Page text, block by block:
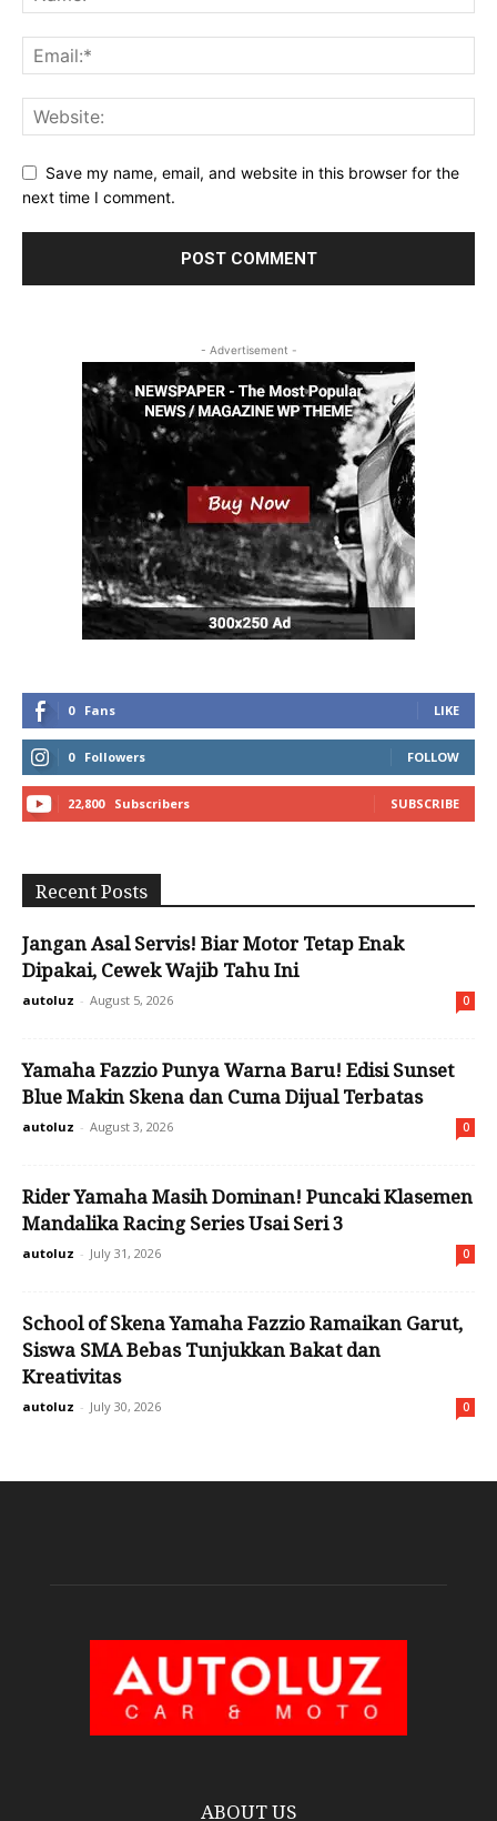
Save my name, email, and website in this browser for the
next time I comment.
- Advertisement -
0 Fans LIKE
0 Followers FOLLOW
22,800 Subscribers SUBSCRIBE
Recent Posts
Jangan Asal Servis! Biar Motor Tetap Enak
Dipakai, Cewek Wajib Tahu Ini
autoluz - August 5, 2026 0
Yamaha Fazzio Punya Warna Baru! Edisi Sunset
Blue Makin Skena dan Cuma Dijual Terbatas
autoluz - August 3, 2026 0
Rider Yamaha Masih Dominan! Puncaki Klasemen
Mandalika Racing Series Usai Seri 3
autoluz - July 31, 2026 0
School of Skena Yamaha Fazzio Ramaikan Garut,
Siswa SMA Bebas Tunjukkan Bakat dan
Kreativitas
autoluz - July 30, 2026 0
ABOUT US